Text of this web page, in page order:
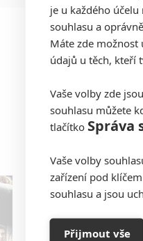
je u každého
souhlasu a
Máte zde
údajů u těch, kteří
Vaše volby zde
souhlasu můžete
tlačítko Správa
Vaše volby
zařízení pod
souhlasu a jsou
Přijmout vše